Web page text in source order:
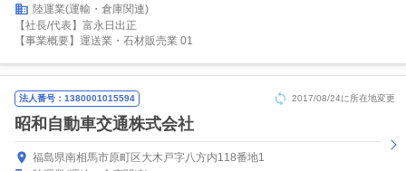
陸運業(運輸・倉庫関連)
【社長/代表】富永日出正
【事業概要】運送業・石材販売業 01
法人番号：1380001015594 2017/08/24に所在地変更
昭和自動車交通株式会社
福島県南相馬市原町区大木戸字八方内118番地1